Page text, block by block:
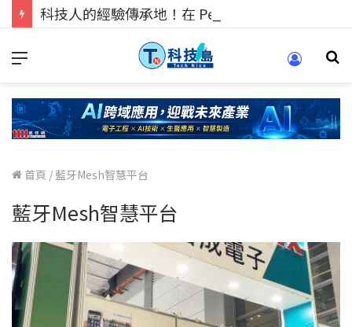
首頁 / 藍牙Mesh智慧平台
藍牙Mesh智慧平台